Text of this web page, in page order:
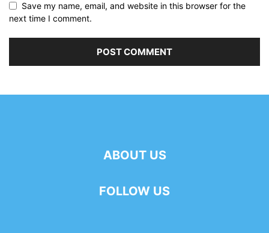
Save my name, email, and website in this browser for the
next time I comment.
ABOUT US
FOLLOW US